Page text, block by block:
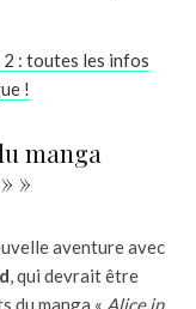
: toutes les infos
!
manga
»
aventure avec
, qui devrait être
du manga « Alice in